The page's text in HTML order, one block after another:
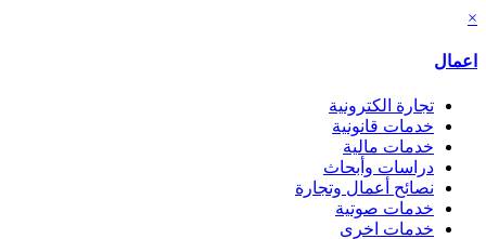
×
اعمال
تجارة الكترونية
خدمات قانونية
خدمات مالية
دراسات وأبحاث
نصائح أعمال وتجارة
خدمات صوتية
خدمات اخرى